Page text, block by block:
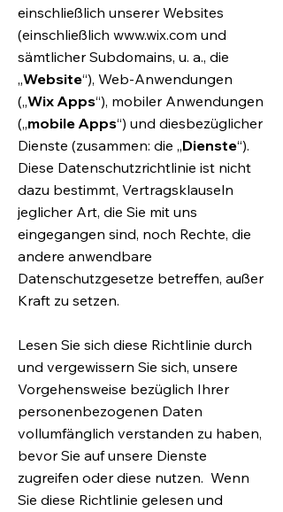
einschließlich unserer Websites
(einschließlich www.wix.com und
sämtlicher Subdomains, u. a., die
„Website“), Web-Anwendungen
(„Wix Apps“), mobiler Anwendungen
(„mobile Apps“) und diesbezüglicher
Dienste (zusammen: die „Dienste“).
Diese Datenschutzrichtlinie ist nicht
dazu bestimmt, Vertragsklauseln
jeglicher Art, die Sie mit uns
eingegangen sind, noch Rechte, die
andere anwendbare
Datenschutzgesetze betreffen, außer
Kraft zu setzen.
Lesen Sie sich diese Richtlinie durch
und vergewissern Sie sich, unsere
Vorgehensweise bezüglich Ihrer
personenbezogenen Daten
vollumfänglich verstanden zu haben,
bevor Sie auf unsere Dienste
zugreifen oder diese nutzen. Wenn
Sie diese Richtlinie gelesen und